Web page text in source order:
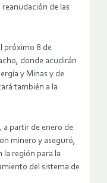
de las
próximo 8 de
donde acudirán
y Minas y de
también a la
a partir de enero de
minero y aseguró,
la región para la
del sistema de